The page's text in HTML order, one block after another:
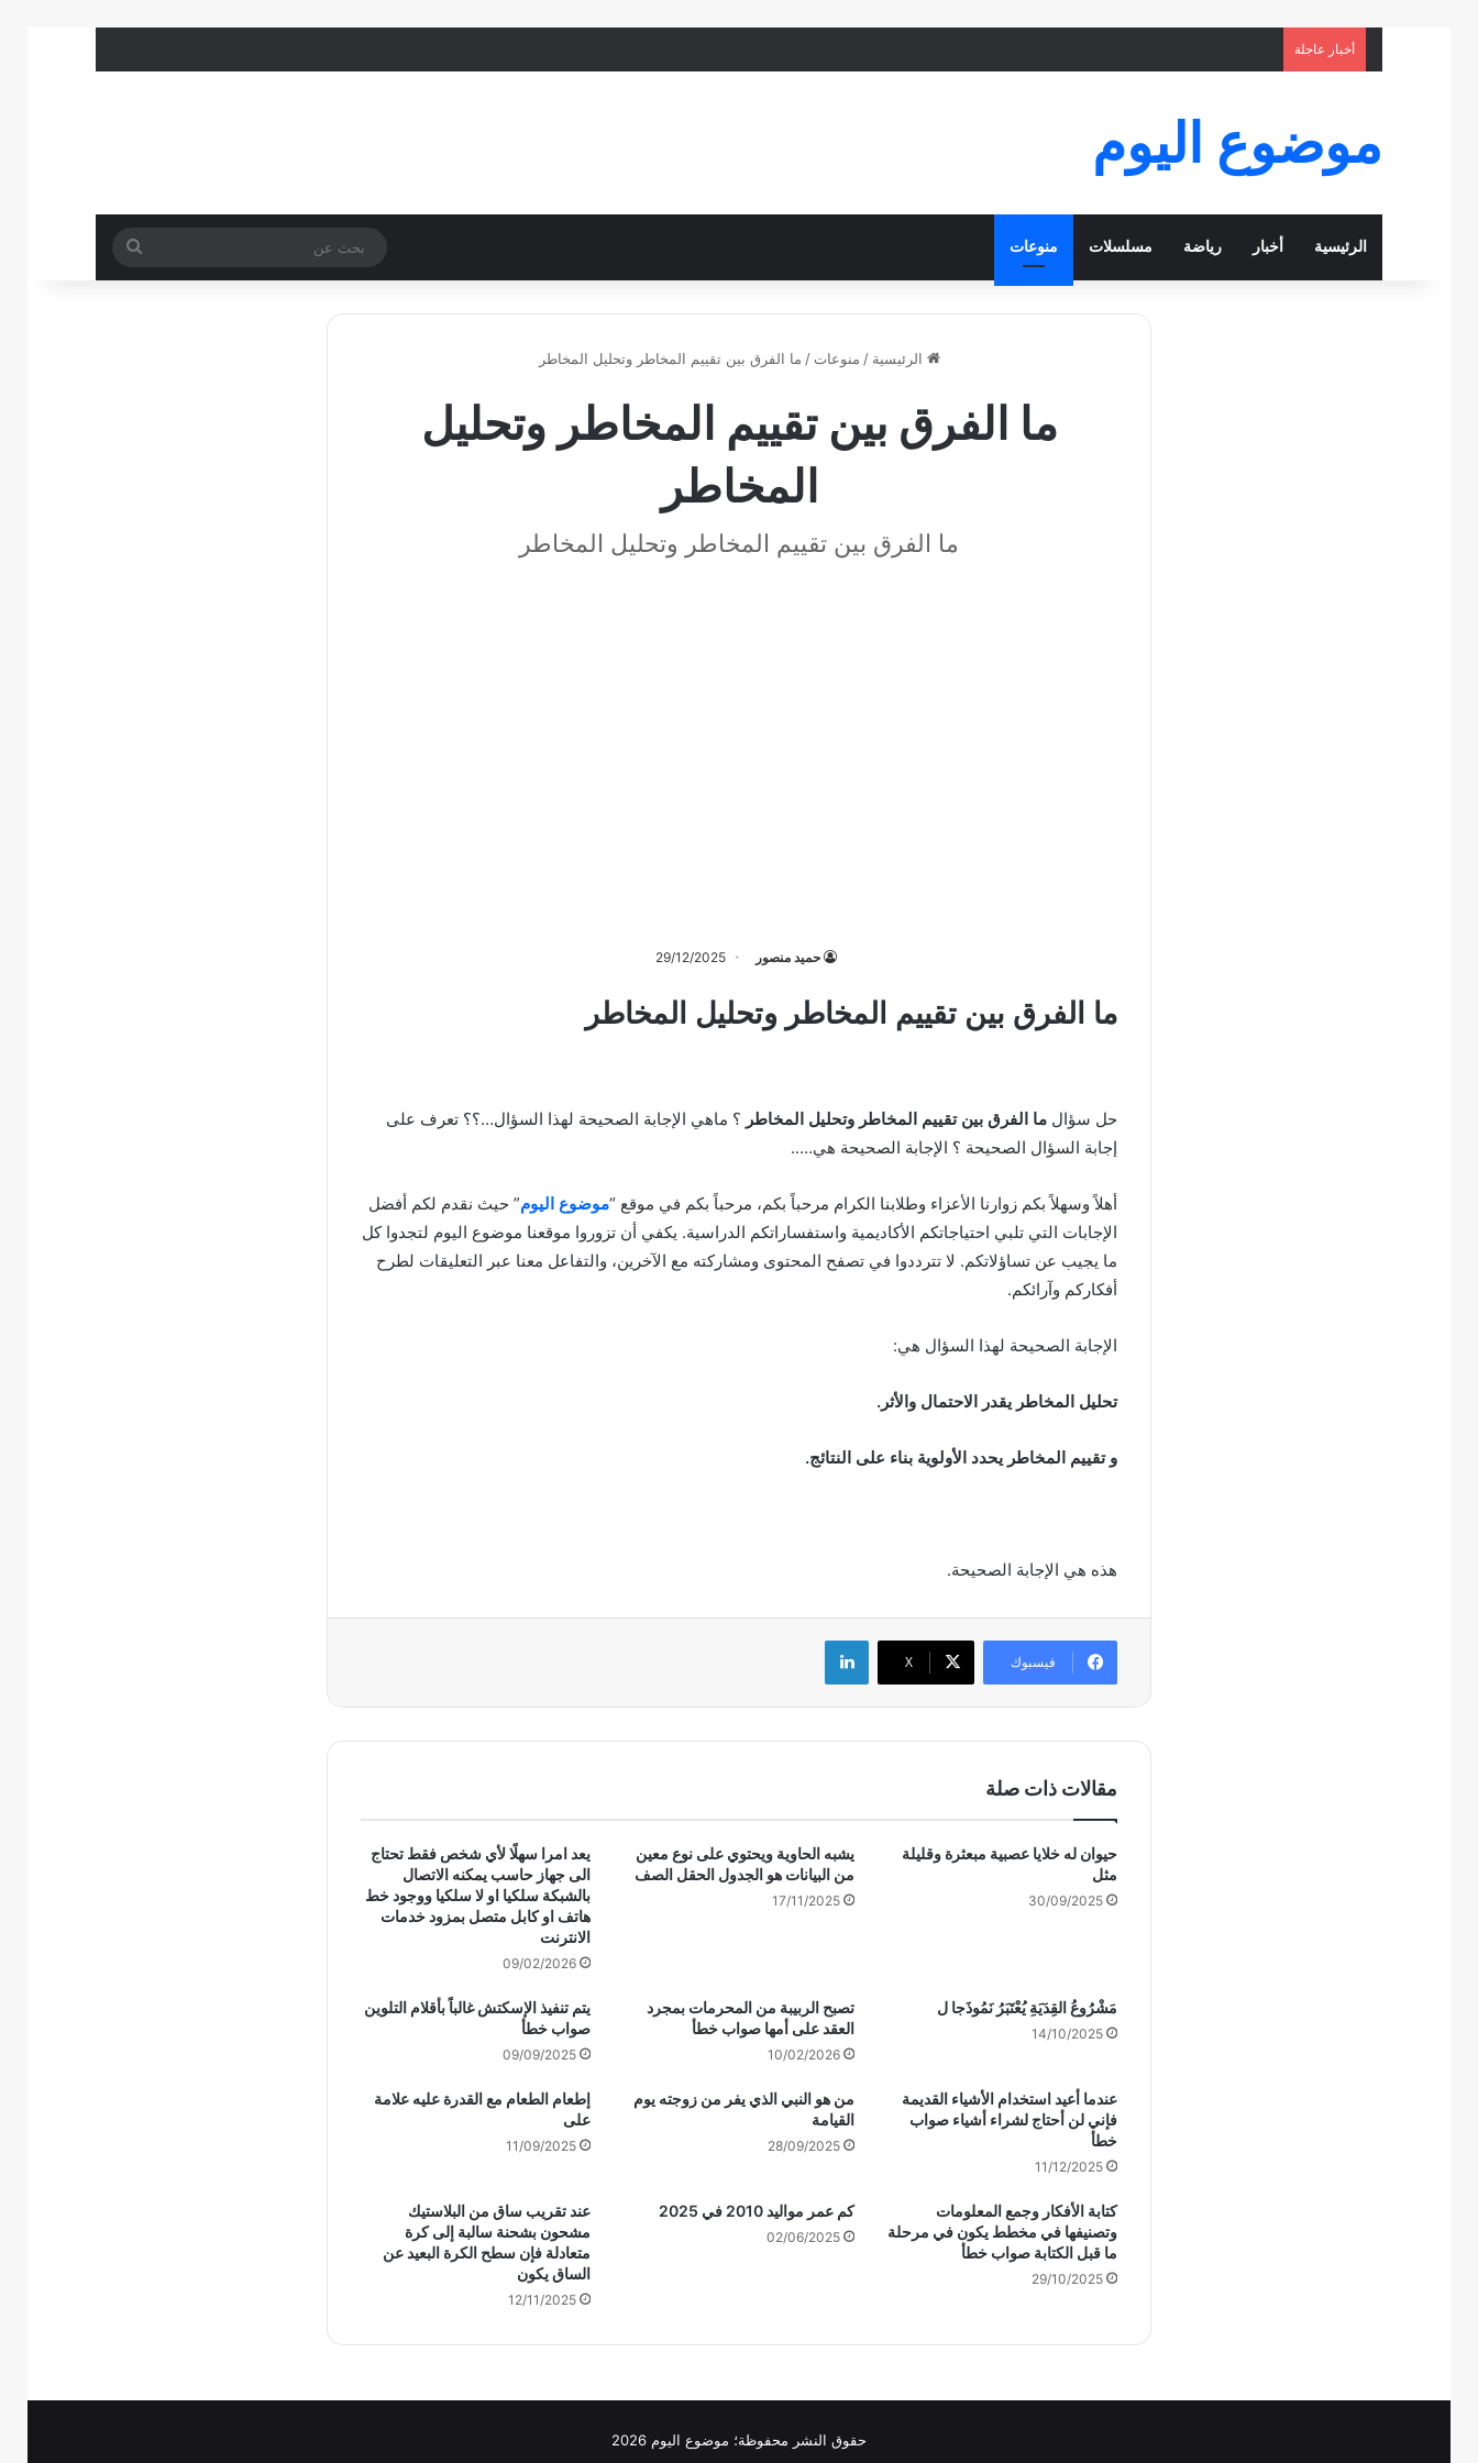
أخبار عاجلة
موضوع اليوم
الرئيسية أخبار رياضة مسلسلات منوعات
بحث
عن
الرئيسية / منوعات / ما الفرق بين تقييم المخاطر وتحليل المخاطر
ما الفرق بين تقييم المخاطر وتحليل
المخاطر
ما الفرق بين تقييم المخاطر وتحليل المخاطر
حميد منصور 29/12/2025
ما الفرق بين تقييم المخاطر وتحليل المخاطر
حل سؤال ما الفرق بين تقييم المخاطر وتحليل المخاطر ؟ ماهي الإجابة الصحيحة لهذا السؤال…؟؟ تعرف على
إجابة السؤال الصحيحة ؟ الإجابة الصحيحة هي…..
أهلاً وسهلاً بكم زوارنا الأعزاء وطلابنا الكرام مرحباً بكم، مرحباً بكم في موقع “موضوع اليوم” حيث نقدم لكم أفضل
الإجابات التي تلبي احتياجاتكم الأكاديمية واستفساراتكم الدراسية. يكفي أن تزوروا موقعنا موضوع اليوم لتجدوا كل
ما يجيب عن تساؤلاتكم. لا تترددوا في تصفح المحتوى ومشاركته مع الآخرين، والتفاعل معنا عبر التعليقات لطرح
أفكاركم وآرائكم.
الإجابة الصحيحة لهذا السؤال هي:
تحليل المخاطر يقدر الاحتمال والأثر.
و تقييم المخاطر يحدد الأولوية بناء على النتائج.
هذه هي الإجابة الصحيحة.
فيسبوك ‫X
لينكدإن
مقالات ذات صلة
حيوان له خلايا عصبية مبعثرة وقليلة
مثل
30/09/2025
يشبه الحاوية ويحتوي على نوع معين
من البيانات هو الجدول الحقل الصف
17/11/2025
يعد امرا سهلًا لأي شخص فقط تحتاج
الى جهاز حاسب يمكنه الاتصال
بالشبكة سلكيا او لا سلكيا ووجود خط
هاتف او كابل متصل بمزود خدمات
الانترنت
09/02/2026
مَشْرُوعُ القِدَيَةِ يُعْتَبَرُ نَمُوذَجا ل
14/10/2025
تصبح الربيبة من المحرمات بمجرد
العقد على أمها صواب خطأ
10/02/2026
يتم تنفيذ الإسكتش غالباً بأقلام التلوين
صواب خطأ
09/09/2025
عندما أعيد استخدام الأشياء القديمة
فإني لن أحتاج لشراء أشياء صواب
خطأ
11/12/2025
من هو النبي الذي يفر من زوجته يوم
القيامة
28/09/2025
إطعام الطعام مع القدرة عليه علامة
على
11/09/2025
كتابة الأفكار وجمع المعلومات
وتصنيفها في مخطط يكون في مرحلة
ما قبل الكتابة صواب خطأ
29/10/2025
كم عمر مواليد 2010 في 2025
02/06/2025
عند تقريب ساق من البلاستيك
مشحون بشحنة سالبة إلى كرة
متعادلة فإن سطح الكرة البعيد عن
الساق يكون
12/11/2025
حقوق النشر محفوظة؛ موضوع اليوم 2026